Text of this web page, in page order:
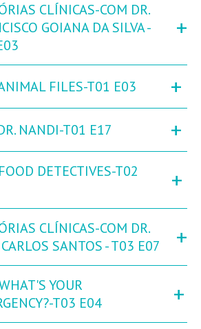
CLÍNICAS-COM DR.
GOIANA DA SILVA -
+
FILES-T01 E03 +
NANDI-T01 E17 +
DETECTIVES-T02
+
CLÍNICAS-COM DR.
SANTOS - T03 E07
+
YOUR
T03 E04
+